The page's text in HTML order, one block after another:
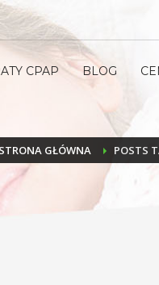
CPAP BLOG
STRONA GŁÓWNA POSTS